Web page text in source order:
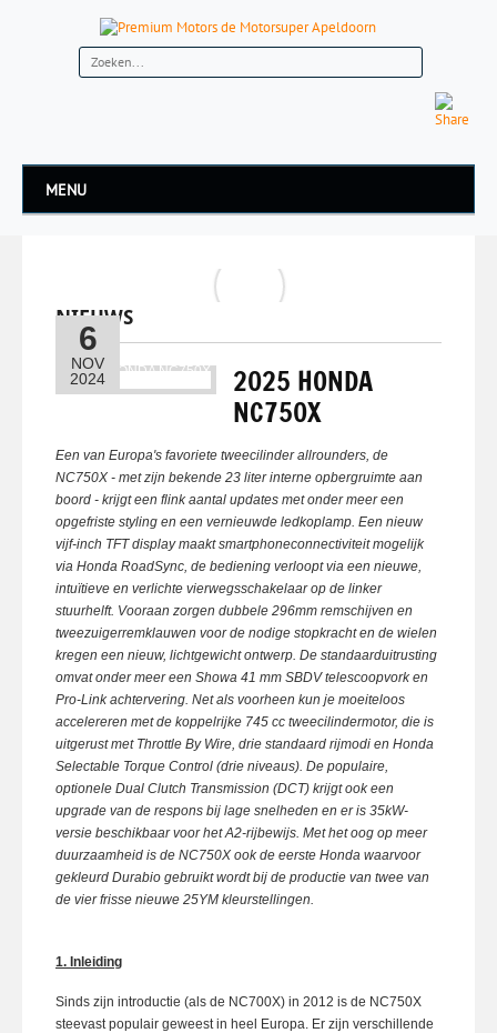
MENU
NIEUWS
6
NOV
2024
2025 HONDA
NC750X
Een van Europa's favoriete tweecilinder allrounders, de
NC750X - met zijn bekende 23 liter interne opbergruimte aan
boord - krijgt een flink aantal updates met onder meer een
opgefriste styling en een vernieuwde ledkoplamp. Een nieuw
vijf-inch TFT display maakt smartphoneconnectiviteit mogelijk
via Honda RoadSync, de bediening verloopt via een nieuwe,
intuïtieve en verlichte vierwegsschakelaar op de linker
stuurhelft. Vooraan zorgen dubbele 296mm remschijven en
tweezuigerremklauwen voor de nodige stopkracht en de wielen
kregen een nieuw, lichtgewicht ontwerp. De standaarduitrusting
omvat onder meer een Showa 41 mm SBDV telescoopvork en
Pro-Link achtervering. Net als voorheen kun je moeiteloos
accelereren met de koppelrijke 745 cc tweecilindermotor, die is
uitgerust met Throttle By Wire, drie standaard rijmodi en Honda
Selectable Torque Control (drie niveaus). De populaire,
optionele Dual Clutch Transmission (DCT) krijgt ook een
upgrade van de respons bij lage snelheden en er is 35kW-
versie beschikbaar voor het A2-rijbewijs. Met het oog op meer
duurzaamheid is de NC750X ook de eerste Honda waarvoor
gekleurd Durabio gebruikt wordt bij de productie van twee van
de vier frisse nieuwe 25YM kleurstellingen.
1. Inleiding
Sinds zijn introductie (als de NC700X) in 2012 is de NC750X
steevast populair geweest in heel Europa. Er zijn verschillende